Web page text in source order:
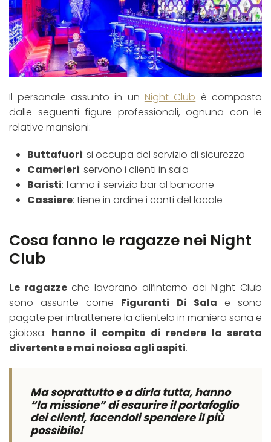
Il personale assunto in un Night Club è composto
dalle seguenti figure professionali, ognuna con le
relative mansioni:
Buttafuori: si occupa del servizio di sicurezza
Camerieri: servono i clienti in sala
Baristi: fanno il servizio bar al bancone
Cassiere: tiene in ordine i conti del locale
Cosa fanno le ragazze nei Night
Club
Le ragazzeche lavorano all’interno dei Night Club
sono assunte come Figuranti Di Sala e sono
pagate per intrattenere la clientela in maniera sana e
gioiosa: hanno il compito di rendere la serata
divertente e mai noiosa agli ospiti.
Ma soprattutto e a dirla tutta, hanno
“la missione” di esaurire il portafoglio
dei clienti, facendoli spendere il più
possibile!